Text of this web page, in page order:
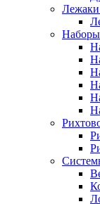
Лежаки
Наборы